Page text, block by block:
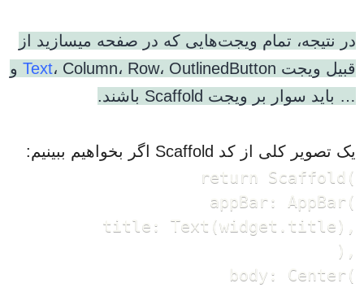
در نتیجه، تمام ویجت‌هایی که در صفحه میسازید از
قبیل ویجت
Text، Column، Row، OutlinedButton و
… باید سوار بر ویجت Scaffold باشند.
یک تصویر کلی از کد Scaffold اگر بخواهیم ببینیم:
return Scaffold(
      appBar: AppBar(
        title: Text(widget.title),
      ),
      body: Center(